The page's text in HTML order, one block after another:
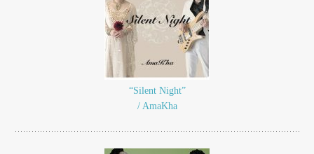
“Silent Night”
/ AmaKha